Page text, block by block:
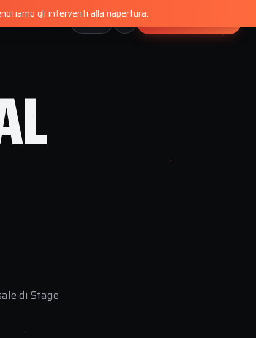
CONTATTI
gli interventi alla riapertura.
di Stage